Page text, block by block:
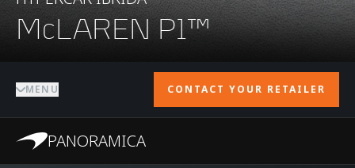
McLAREN P1™
MENU CONTACT YOUR RETAILER
PANORAMICA